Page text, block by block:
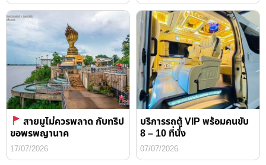
สายมูไม่ควรพลาด กับทริป
ขอพรพญานาค
17/07/2026
บริการรถตู้ VIP พร้อมคนขับ
8 – 10 ที่นั่ง
07/07/2026